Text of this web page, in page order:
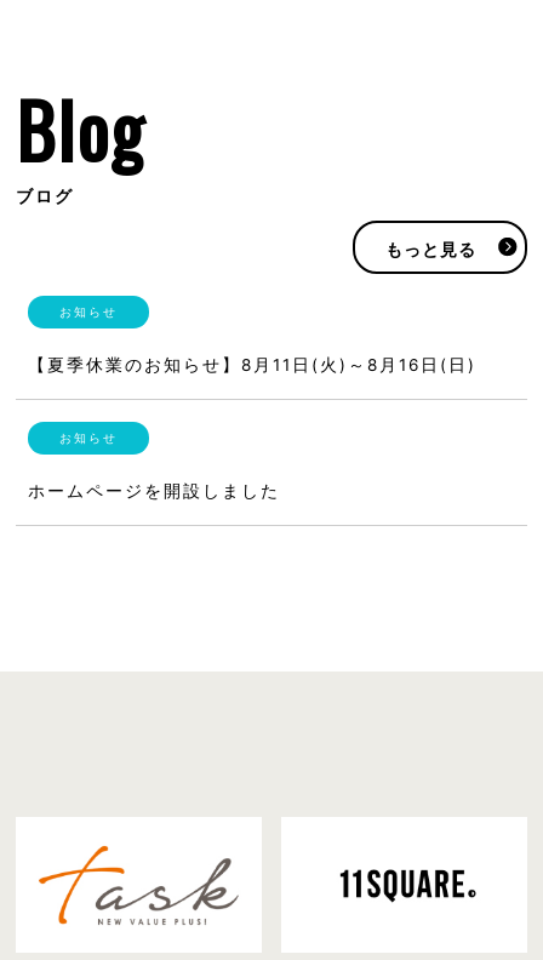
Blog
ブログ
もっと見る
【夏季休業のお知らせ】8月11日(火)～8月16日(日)
ホームページを開設しました